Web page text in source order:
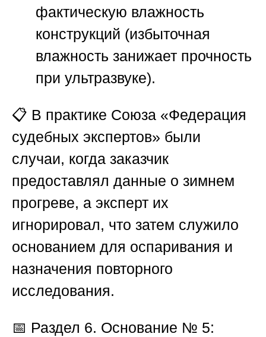
фактическую влажность
конструкций (избыточная
влажность занижает прочность
при ультразвуке).
📋 В практике Союза «Федерация
судебных экспертов» были
случаи, когда заказчик
предоставлял данные о зимнем
прогреве, а эксперт их
игнорировал, что затем служило
основанием для оспаривания и
назначения повторного
исследования.
📅 Раздел 6. Основание № 5: